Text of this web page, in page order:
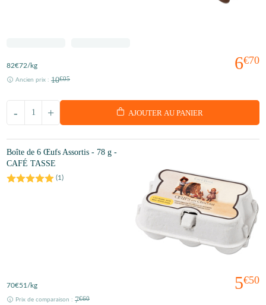
6€70
82€72/kg
Ancien prix : 10€05
+
- AJOUTER AU PANIER
Boîte de 6 Œufs Assortis - 78 g -
CAFÉ TASSE
(1)
5€50
70€51 /kg
Prix de comparaison : 7€60